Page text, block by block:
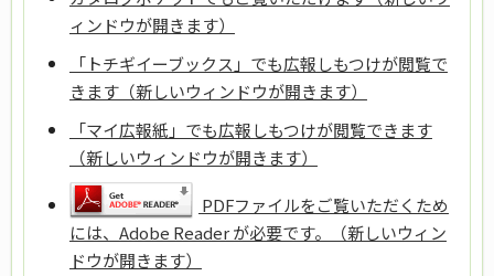
ィンドウが開きます）
「トチギイーブックス」でも広報しもつけが閲覧で
きます（新しいウィンドウが開きます）
「マイ広報紙」でも広報しもつけが閲覧できます
（新しいウィンドウが開きます）
PDFファイルをご覧いただくため
には、Adobe Reader が必要です。（新しいウィン
ドウが開きます）